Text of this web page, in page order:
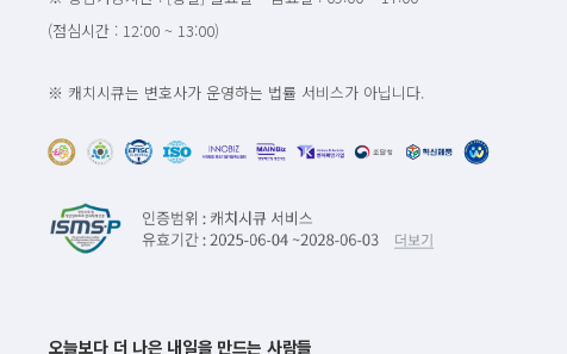
(점심시간 : 12:00 ~ 13:00)
※ 캐치시큐는 변호사가 운영하는 법률 서비스가 아닙니다.
오늘보다 더 나은 내일을 만드는 사람들